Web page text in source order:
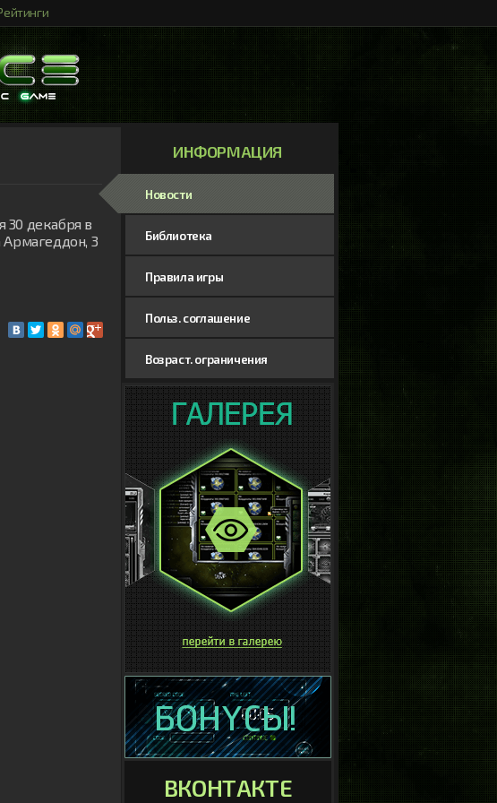
30 декабря в
Армагеддон, 3
ИНФОРМАЦИЯ
Новости
Библиотека
Правила игры
Польз. соглашение
Возраст. ограничения
ВКОНТАКТЕ